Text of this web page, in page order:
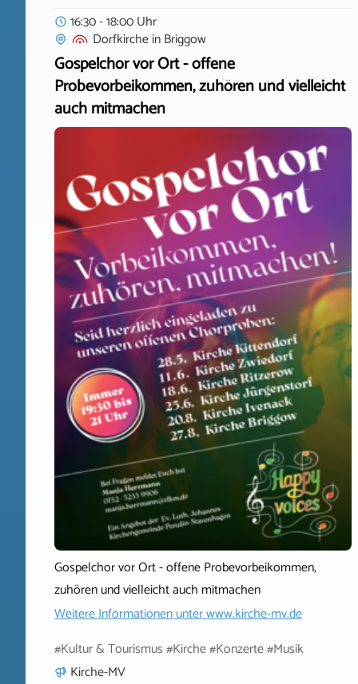
16:30 - 18:00 Uhr
DorfkircheinBriggow
Gospelchor vor Ort - offene
Probevorbeikommen, zuhören und vielleicht
auch mitmachen
Gospelchor vor Ort - offene Probevorbeikommen,
zuhören und vielleicht auch mitmachen
Weitere Informationen unterwww.kirche-mv.de
#Kultur & Tourismus #Kirche #Konzerte #Musik
Kirche-MV